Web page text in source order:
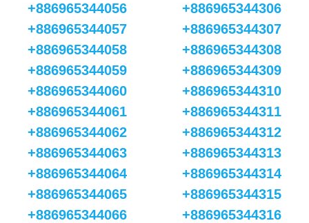
+886965344056
+886965344057
+886965344058
+886965344059
+886965344060
+886965344061
+886965344062
+886965344063
+886965344064
+886965344065
+886965344066
+886965344306
+886965344307
+886965344308
+886965344309
+886965344310
+886965344311
+886965344312
+886965344313
+886965344314
+886965344315
+886965344316